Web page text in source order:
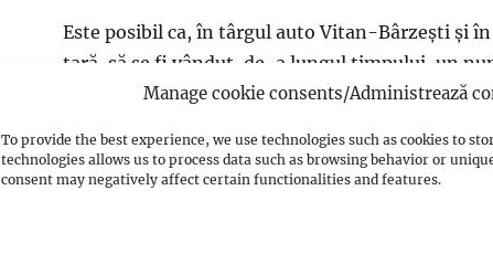
Manage cookie consents/Administrează
To provide the best experience, we use technologies such as cookies to
technologies allows us to process data such as browsing behavior or
consent may negatively affect certain functionalities and features.
Este posibil ca, în târgul auto Vitan-Bârzești și
țară, să se fi vândut, de-a lungul timpului, un
autovehicule furate, cu acordul benevol al
Este posibil ca pe site-urile de anunțuri, de pe